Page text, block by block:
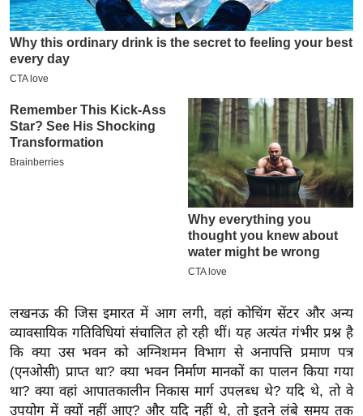
र
मि
सा
ल
बे
मि
सा
ग
इं
डि
या
सा
लखनऊ की जिस इमारत में आग लगी, वहां कोचिंग सेंटर और अन्य
व्यावसायिक गतिविधियां संचालित हो रही थीं। यह अत्यंत गंभीर प्रश्न है
कि क्या उस भवन को अग्निशमन विभाग से अनापत्ति प्रमाण पत्र
(एनओसी) प्राप्त था? क्या भवन निर्माण मानकों का पालन किया गया
था? क्या वहां आपातकालीन निकास मार्ग उपलब्ध थे? यदि थे, तो वे
उपयोग में क्यों नहीं आए? और यदि नहीं थे, तो इतने लंबे समय तक